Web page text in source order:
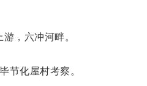
，六冲河畔。
节化屋村考察。